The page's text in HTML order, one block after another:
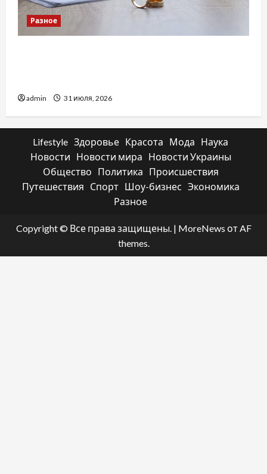
Разное
admin 31 июля, 2026
Lifestyle Здоровье Красота Мода
Наука
Новости
Новости мира
Новости Украины
Общество
Политика
Происшествия
Путешествия
Спорт Шоу-бизнес Экономика
Разное
Copyright © Все права защищены. | MoreNews от AF
themes.